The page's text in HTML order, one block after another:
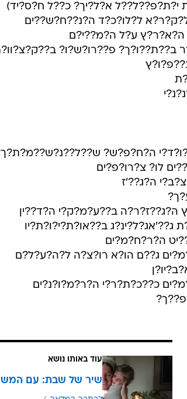
י?ת?פ??ל??ל א?ל?יך? כ??ל ח?ס?יד)
ל?לו?כ?ד ה?נ??ח?ש??ים
ע?ל ה?מ??י?ם
ב??ת??ו?ך? פ??רו?ש?ו?
ה?ח?פ?ש?
לו? צ?רו?פ?ים
ה?ג??'ז
ה?ג??ז?ר?ה ב??ע?מ?ק?י ה?ד??ין
ג??'אג?ל?ינ?ג ב??או?ת?י?ו?ת?יו
ה?ר?ח?מ?ים
ג??ם הו?א רו?צ?ה ל?ה?ע?ל?ם
כ??כ?ת?ר?י ה?ר?מ?ו?נ?ים
עוד באותו נושא
שיר של שבת: עם